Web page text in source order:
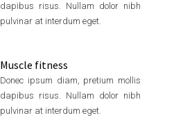
dapibus risus. Nullam dolor nibh
pulvinar at interdum eget.
Muscle fitness
Donec ipsum diam, pretium mollis
dapibus risus. Nullam dolor nibh
pulvinar at interdum eget.